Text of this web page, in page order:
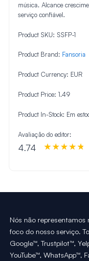
música. Alcance
serviço confiável.
Product SKU: SSFP-1
Product Brand: Fansoria
Product Currency: EUR
Product Price: 1.49
Product In-Stock: Em
Avaliação do editor:
4.74
Nós não
foco do nosso serviço.
Google™, Trustpilot™,
YouTube™, WhatsApp™,